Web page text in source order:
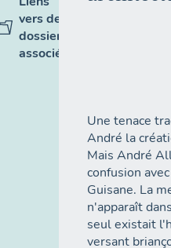
vers des
dossiers
associés
Une tenace
André la
Mais André
confusion
Guisane. La
n'apparaît
seul existait
versant